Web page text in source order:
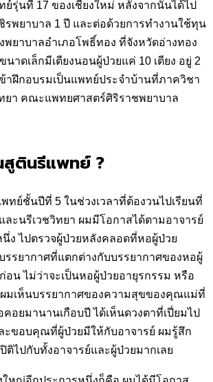
รุ่นที่ 17 ของเชียงใหม่ หลังจากนั้นได้ไป
รพยาบาล 1 ปี และต่อด้วยการทำงานใช้ทุน
พยาบาลอำเภอโพธิ์ทอง ที่จังหวัดอ่างทอง
นาดเล็กมีเตียงนอนผู้ป่วยแค่ 10 เตียง อยู่ 2
าฝึกอบรมเป็นแพทย์ประจำบ้านที่ภาควิชา
ยา คณะแพทยศาสตร์ศิริราชพยาบาล
สูตินรีแพทย์ ?
ย์ชั้นปีที่ 5 ในช่วงเวลาที่ต้องวนไปเรียนที่
ละนรีเวชวิทยา ผมมีโอกาสได้ตามอาจารย์
ง ไปตรวจผู้ป่วยหลังคลอดที่หอผู้ป่วย
รรยากาศที่แตกต่างกับบรรยากาศของหอผู้
น ไม่ว่าจะเป็นหอผู้ป่วยอายุรกรรม หรือ
มเห็นบรรยากาศของความสุขของคุณแม่ที่
คอยมานานเกือบปี ได้เห็นดวงตาที่เปี่ยมไป
ะขอบคุณที่ผู้ป่วยมีให้กับอาจารย์ ผมรู้สึก
ติไปกับทั้งอาจารย์และผู้ป่วยมากเลย